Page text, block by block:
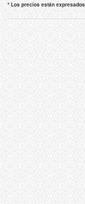
* Los precios están